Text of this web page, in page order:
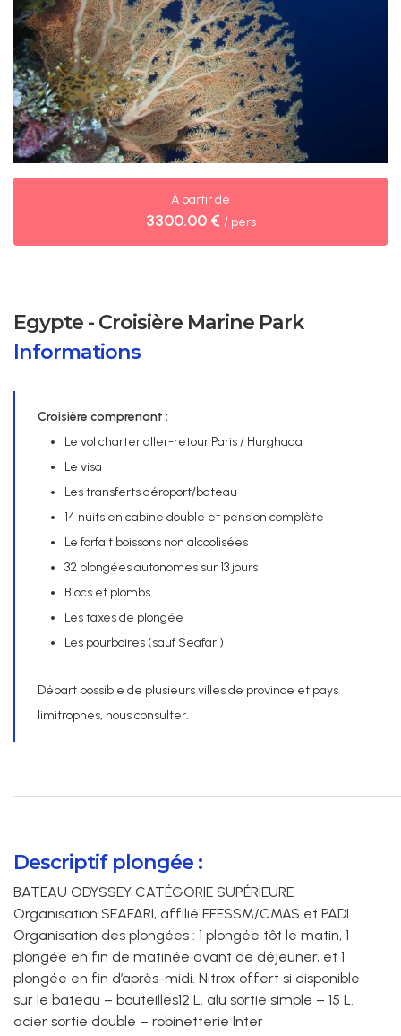
À partir de
3300.00 € / pers
Egypte - Croisière Marine Park
Informations
Croisière comprenant :
Le vol charter aller-retour Paris / Hurghada
Le visa
Les transferts aéroport/bateau
14 nuits en cabine double et pension complète
Le forfait boissons non alcoolisées
32 plongées autonomes sur 13 jours
Blocs et plombs
Les taxes de plongée
Les pourboires (sauf Seafari)
Départ possible de plusieurs villes de province et pays
limitrophes, nous consulter.
Descriptif plongée :
BATEAU ODYSSEY CATÉGORIE SUPÉRIEURE
Organisation SEAFARI, affilié FFESSM/CMAS et PADI
Organisation des plongées : 1 plongée tôt le matin, 1
plongée en fin de matinée avant de déjeuner, et 1
plongée en fin d’après-midi. Nitrox offert si disponible
sur le bateau – bouteilles12 L. alu sortie simple – 15 L.
acier sortie double – robinetterie Inter